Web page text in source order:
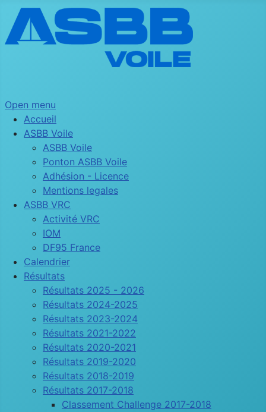
Open menu
Accueil
ASBB Voile
ASBB Voile
Ponton ASBB Voile
Adhésion - Licence
Mentions legales
ASBB VRC
Activité VRC
IOM
DF95 France
Calendrier
Résultats
Résultats 2025 - 2026
Résultats 2024-2025
Résultats 2023-2024
Résultats 2021-2022
Résultats 2020-2021
Résultats 2019-2020
Résultats 2018-2019
Résultats 2017-2018
Classement Challenge 2017-2018